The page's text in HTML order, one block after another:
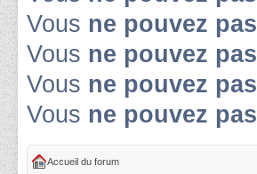
Vous ne pouvez pas
Vous ne pouvez pas
Vous ne pouvez pas
Vous ne pouvez pas
Accueil du forum